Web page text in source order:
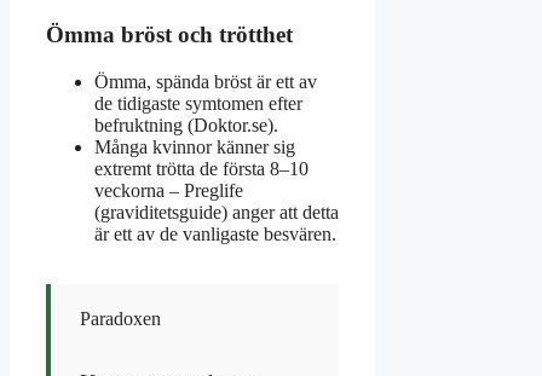
Ömma bröst och trötthet
Ömma, spända bröst är ett av
de tidigaste symtomen efter
befruktning (Doktor.se).
Många kvinnor känner sig
extremt trötta de första 8–10
veckorna – Preglife
(graviditetsguide) anger att detta
är ett av de vanligaste besvären.
Paradoxen